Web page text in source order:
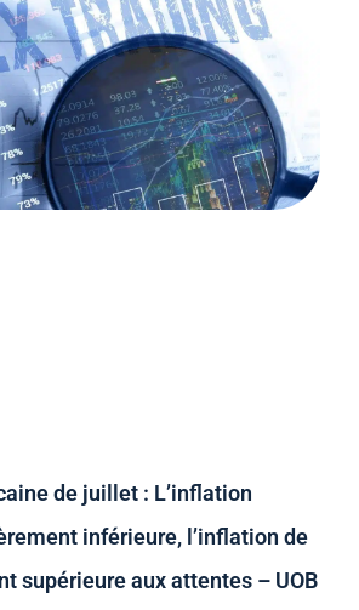
de juillet : L’inflation
inférieure, l’inflation de
supérieure aux attentes – UOB